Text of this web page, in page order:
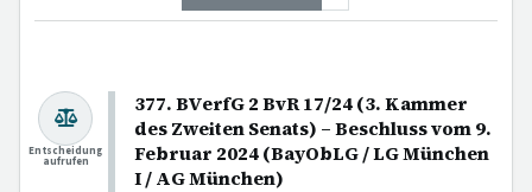
377. BVerfG 2 BvR 17/24 (3. Kammer
des Zweiten Senats) – Beschluss vom 9.
Februar 2024 (BayObLG / LG München
I / AG München)
Entscheidung
aufrufen